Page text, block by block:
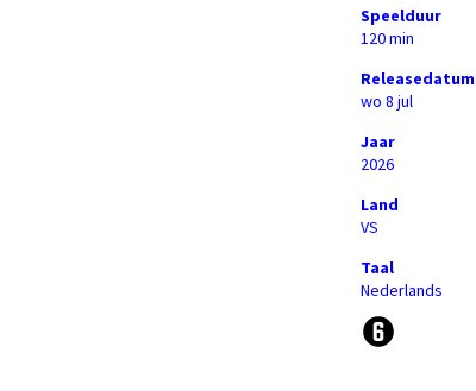
Speelduur
120 min
Releasedatum
wo 8 jul
Jaar
2026
Land
VS
Taal
Nederlands